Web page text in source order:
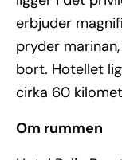
erbjuder
pryder
bort. Hotellet
cirka 60
Om rummen